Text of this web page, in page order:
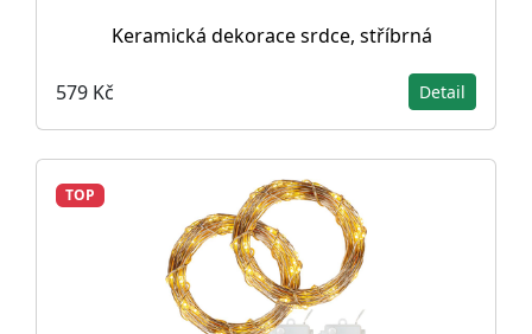
Keramická dekorace srdce, stříbrná
579 Kč Detail
TOP